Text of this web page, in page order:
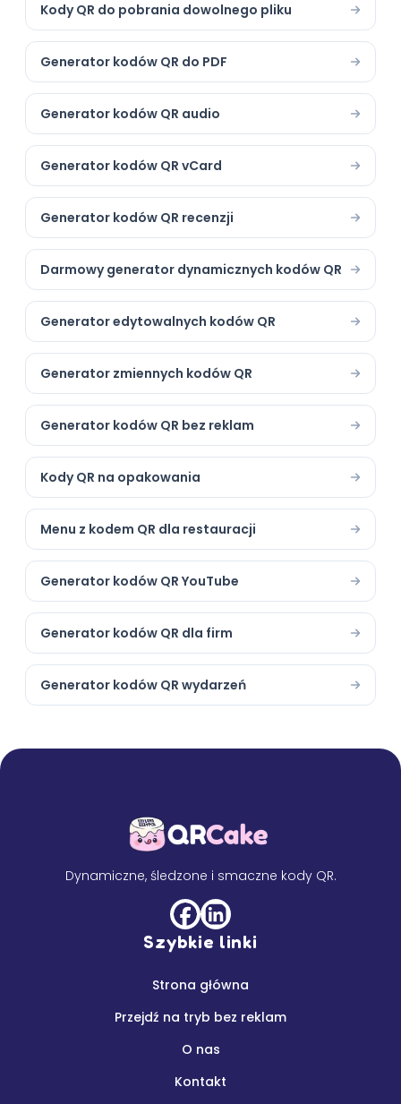
Kody QR do pobrania dowolnego pliku
Generator kodów QR do PDF
Generator kodów QR audio
Generator kodów QR vCard
Generator kodów QR recenzji
Darmowy generator dynamicznych kodów QR
Generator edytowalnych kodów QR
Generator zmiennych kodów QR
Generator kodów QR bez reklam
Kody QR na opakowania
Menu z kodem QR dla restauracji
Generator kodów QR YouTube
Generator kodów QR dla firm
Generator kodów QR wydarzeń
Dynamiczne, śledzone i smaczne kody QR.
Szybkie linki
Strona główna
Przejdź na tryb bez reklam
O nas
Kontakt